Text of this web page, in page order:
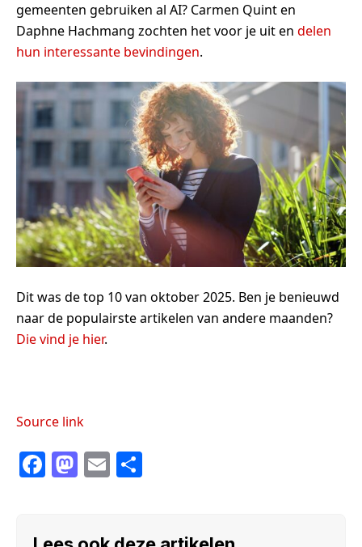
gemeenten gebruiken al AI? Carmen Quint en
Daphne Hachmang zochten het voor je uit en delen
hun interessante bevindingen.
Dit was de top 10 van oktober 2025. Ben je benieuwd
naar de populairste artikelen van andere maanden?
Die vind je hier.
Source link
F
M E